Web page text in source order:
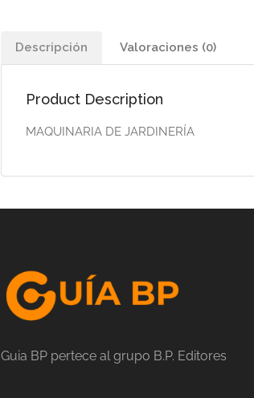
Descripción Valoraciones (0)
Product Description
MAQUINARIA DE JARDINERÍA
Guia BP pertece al grupo B.P. Editores